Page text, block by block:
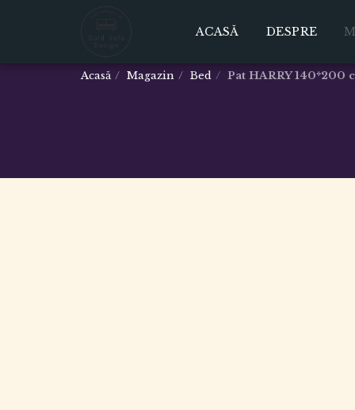
ACASĂ DESPRE
Acasă Magazin Bed Pat HARRY 140*200